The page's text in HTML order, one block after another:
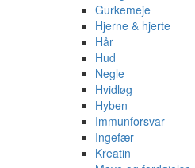
Gurkemeje
Hjerne & hjerte
Hår
Hud
Negle
Hvidløg
Hyben
Immunforsvar
Ingefær
Kreatin